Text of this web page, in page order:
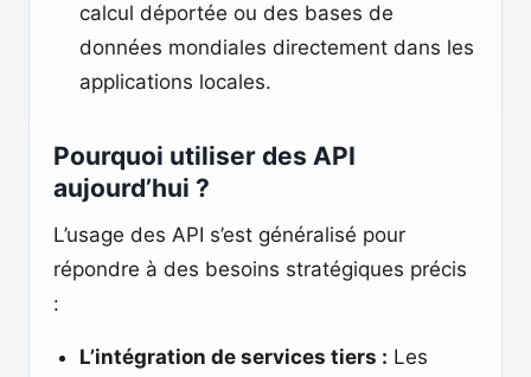
calcul déportée ou des bases de
données mondiales directement dans les
applications locales.
Pourquoi utiliser des API
aujourd’hui ?
L’usage des API s’est généralisé pour
répondre à des besoins stratégiques précis
:
L’intégration de services tiers : Les